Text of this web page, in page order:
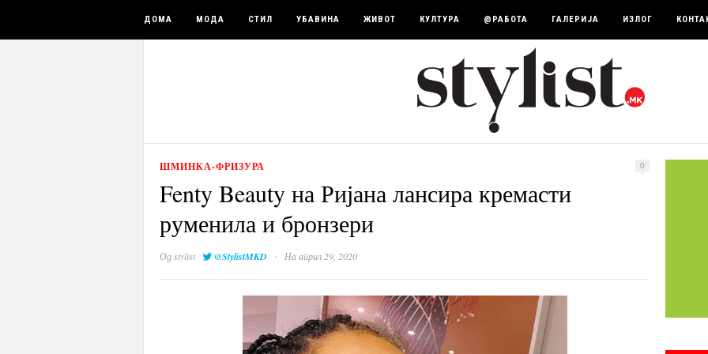
ДОМА МОДА СТИЛ УБАВИНА ЖИВОТ КУЛТУРА @РАБОТА ГАЛЕРИЈА ИЗЛОГ
ШМИНКА-ФРИЗУРА 0
Fenty Beauty на Ријана лансира кремасти
руменила и бронзери
Одstylist @StylistMKD · На април 29, 2020